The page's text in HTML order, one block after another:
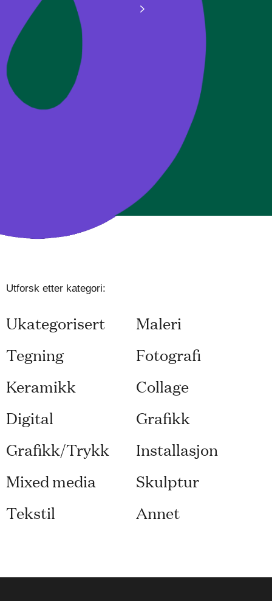
Utforsk etter kategori:
Ukategorisert
Maleri
Tegning
Fotografi
Keramikk
Collage
Digital
Grafikk
Grafikk/Trykk
Installasjon
Mixed media
Skulptur
Tekstil
Annet